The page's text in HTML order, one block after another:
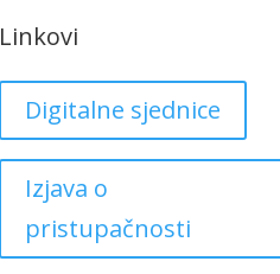
Linkovi
Digitalne sjednice
Izjava o
pristupačnosti